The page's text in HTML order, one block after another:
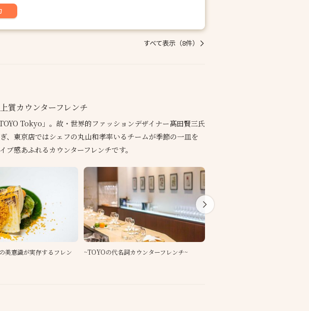
すべて表示（8件）
質カウンターフレンチ
Tokyo」。故・世界的ファッションデザイナー髙田賢三氏
、東京店ではシェフの丸山和孝率いるチームが季節の一皿を
感あふれるカウンターフレンチです。
美意識が実存するフレン ~TOYOの代名詞カウンターフレンチ~